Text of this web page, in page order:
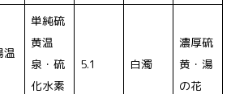
温
単純硫
黄温
泉・硫
化水素
5.1 白濁
濃厚硫
黄・湯
の花